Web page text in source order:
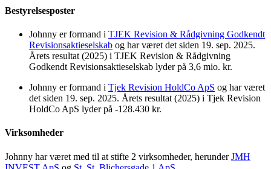
Bestyrelsesposter
Johnny er formand i TJEK Revision & Rådgivning Godkendt
Revisionsaktieselskab og har været det siden 19. sep. 2025.
Årets resultat (2025) i TJEK Revision & Rådgivning
Godkendt Revisionsaktieselskab lyder på 3,6 mio. kr.
Johnny er formand i Tjek Revision HoldCo ApS og har været
det siden 19. sep. 2025. Årets resultat (2025) i Tjek Revision
HoldCo ApS lyder på -128.430 kr.
Virksomheder
Johnny har været med til at stifte 2 virksomheder, herunderJMH